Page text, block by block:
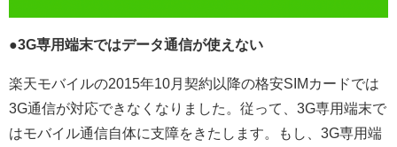
●3G専用端末ではデータ通信が使えない
楽天モバイルの2015年10月契約以降の格安SIMカードでは
3G通信が対応できなくなりました。従って、3G専用端末で
はモバイル通信自体に支障をきたします。もし、3G専用端